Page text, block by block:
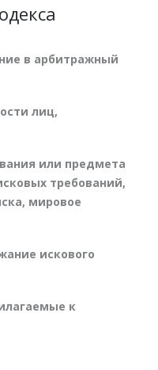
в арбитражный
лиц,
или предмета
требований,
мировое
искового
к